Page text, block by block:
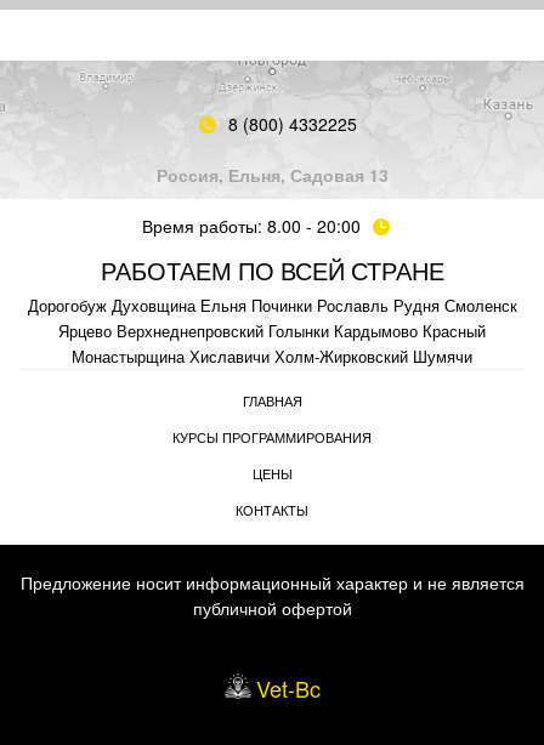
8 (800) 4332225
Россия, Ельня, Садовая 13
Время работы: 8.00 - 20:00
РАБОТАЕМ ПО ВСЕЙ СТРАНЕ
Дорогобуж Духовщина Ельня Починки Рославль Рудня Смоленск
Ярцево Верхнеднепровский Голынки Кардымово Красный
Монастырщина Хиславичи Холм-Жирковский Шумячи
ГЛАВНАЯ
КУРСЫ ПРОГРАММИРОВАНИЯ
ЦЕНЫ
КОНТАКТЫ
Vet-Bc
Предложение носит информационный характер и не является
публичной офертой